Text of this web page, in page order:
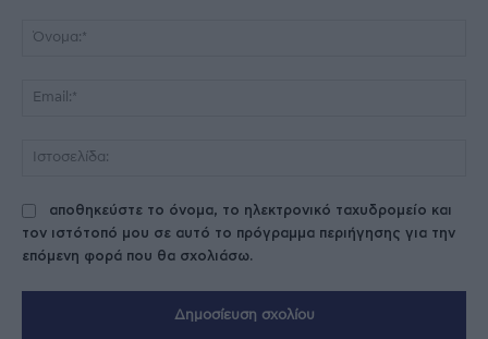
αποθηκεύστε το όνομα, το ηλεκτρονικό ταχυδρομείο και
τον ιστότοπό μου σε αυτό το πρόγραμμα περιήγησης για την
επόμενη φορά που θα σχολιάσω.